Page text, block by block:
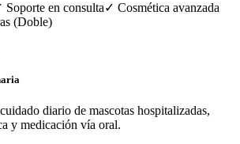
Soporte en consulta✓ Cosmética avanzada
(Doble)
diario de mascotas hospitalizadas,
y medicación vía oral.